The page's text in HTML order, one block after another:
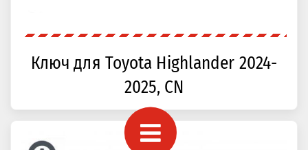
Ключ для Toyota Highlander 2024-
2025, CN